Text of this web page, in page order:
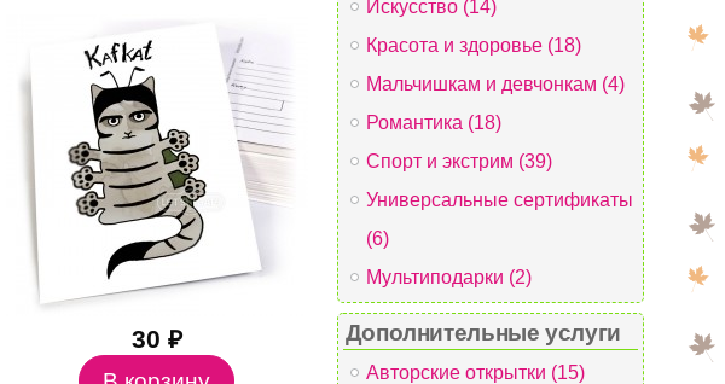
30 ₽
Искусство (14)
Красота и здоровье (18)
Мальчишкам и девчонкам (4)
Романтика (18)
Спорт и экстрим (39)
Универсальные сертификаты
(6)
Мультиподарки (2)
Дополнительные услуги
Авторские открытки (15)